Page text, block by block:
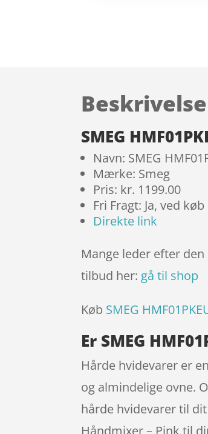
Beskrivelse
SMEG
Navn: SMEG
Mærke: Smeg
Pris: kr. 1199.00
Fri Fragt: Ja, ved
Direkte link
Mange leder efter
tilbud her: gå til shop
Køb SMEG
Er SMEG
Hårde hvidevarer er
og almindelige ovne.
hårde hvidevarer til
Håndmixer – Pink til